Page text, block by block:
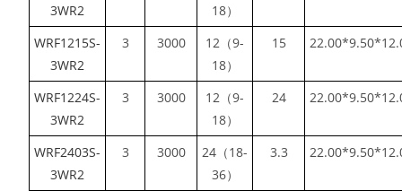
3WR2
18）
WRF1215S-
3WR2
3 3000
12（9-
18）
15
WRF1224S-
3WR2
3 3000
12（9-
18）
24
WRF2403S-
3WR2
3 3000
24（18-
36）
3.3